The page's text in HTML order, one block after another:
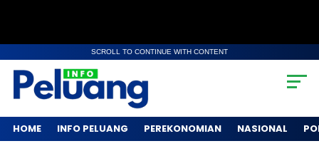
SCROLL TO CONTINUE WITH CONTENT
HOME INFO PELUANG PEREKONOMIAN NASIONAL